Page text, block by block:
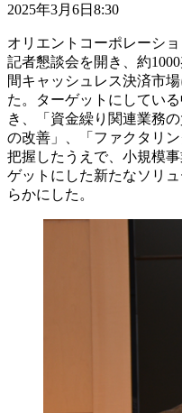
2025年3月6日8:30
オリエントコーポレーシ
記者懇談会を開き、約
間キャッシュレス決済市
た。ターゲットにしてい
き、「資金繰り関連業務
の改善」、「ファクタリ
把握したうえで、小規模
ゲットにした新たなソリ
らかにした。